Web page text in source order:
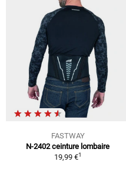
FASTWAY
N-2402 ceinture lombaire
19,99 €1